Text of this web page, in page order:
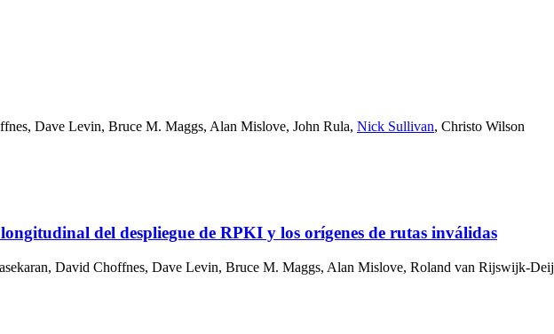
, Dave Levin, Bruce M. Maggs, Alan Mislove, John Rula, Nick Sullivan, Christo Wilson
del despliegue de RPKI y los orígenes de rutas inválidas
, David Choffnes, Dave Levin, Bruce M. Maggs, Alan Mislove, Roland van Rijswijk-Deij